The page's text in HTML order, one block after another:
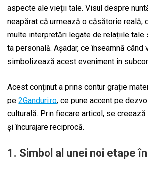
aspecte ale vieții tale. Visul despre
neapărat că urmează o căsătorie reală,
multe interpretări legate de relațiile tale
ta personală. Așadar, ce înseamnă când
simbolizează acest eveniment în
Acest conținut a prins contur grație
pe2Ganduri.ro, ce pune accent pe
culturală. Prin fiecare articol, se
și încurajare reciprocă.
1. Simbol al unei noi etape